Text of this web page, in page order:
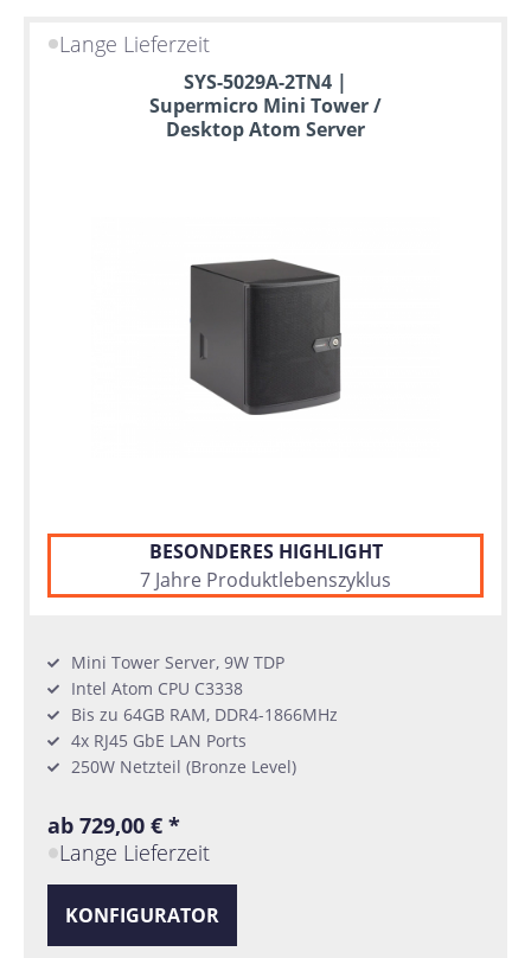
Lange Lieferzeit
SYS-5029A-2TN4 |
Supermicro Mini Tower /
Desktop Atom Server
BESONDERES HIGHLIGHT
7 Jahre Produktlebenszyklus
Mini Tower Server, 9W TDP
Intel Atom CPU C3338
Bis zu 64GB RAM, DDR4-1866MHz
4x RJ45 GbE LAN Ports
250W Netzteil (Bronze Level)
ab 729,00 € *
Lange Lieferzeit
KONFIGURATOR